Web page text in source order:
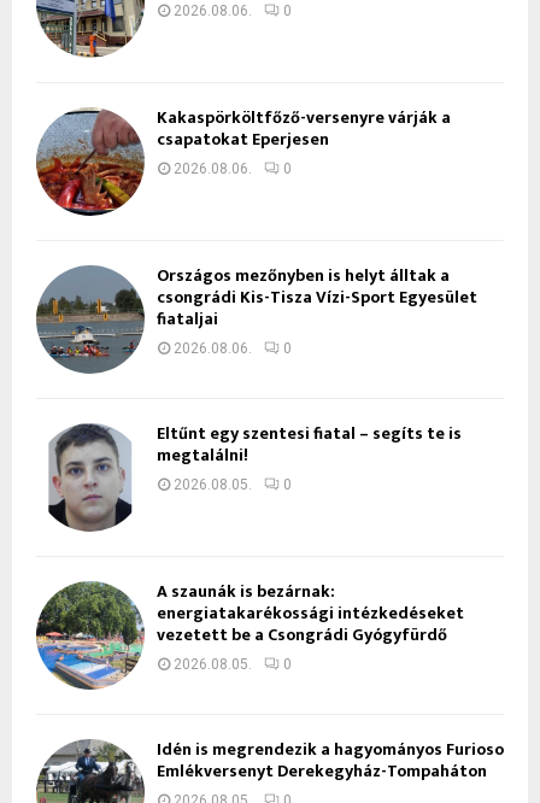
2026.08.06. 0
Kakaspörköltfőző-versenyre várják a
csapatokat Eperjesen
2026.08.06. 0
Országos mezőnyben is helyt álltak a
csongrádi Kis-Tisza Vízi-Sport Egyesület
fiataljai
2026.08.06. 0
Eltűnt egy szentesi fiatal – segíts te is
megtalálni!
2026.08.05. 0
A szaunák is bezárnak:
energiatakarékossági intézkedéseket
vezetett be a Csongrádi Gyógyfürdő
2026.08.05. 0
Idén is megrendezik a hagyományos Furioso
Emlékversenyt Derekegyház-Tompaháton